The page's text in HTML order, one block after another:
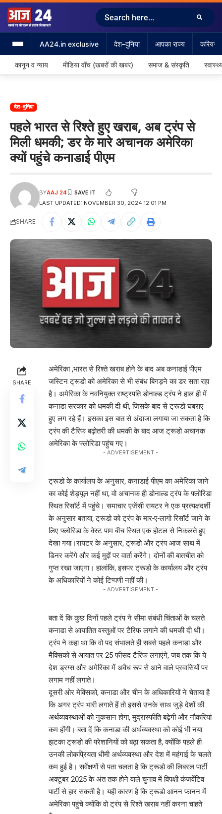
AA24.in exclusive देश–दुनिया आपका राज्य करियर
कानून व न्याय मीडिया वॉच (खबरों की खबर) समाज & संस्कृति
देश–दुनिया
पहले भारत से रिश्ते हुए खराब, अब ट्रंप से
मिली धमकी; डर के मारे अचानक अमेरिका
क्यों पहुंचे कनाडाई पीएम
LAST UPDATED: NOVEMBER 30, 2024 12:01 PM
BYAAJ 24
SHARE
SHARE
अमेरिका ,भारत से रिश्ते खराब होने के बाद अब कनाडाई पीएम
जस्टिन ट्रूडो को अमेरिका से भी संबंध बिगड़ने का डर सता रहा
है। अमेरिका के नवनियुक्त राष्ट्रपति डोनाल्ड ट्रंप ने हाल ही में
कनाडा सरकार को धमकी दी थी, जिसके बाद से ट्रूडो घबराए
हुए लग रहे हैं। इसका इस बात से अंदाजा लगाया जा सकता है कि
ट्रंप की टैरिफ बढ़ोतरी की धमकी के बाद आज ट्रूडो अचानक
अमेरिका के फ्लोरिडा पहुंच गए।
- ADVERTISEMENT -
ट्रूडो के कार्यालय के अनुसार, कनाडाई पीएम का अमेरिका जाने
का कोई शेड्यूल नहीं था, वो अचानक ही डोनाल्ड ट्रंप के फ्लोरिडा
स्थित रिसॉर्ट में पहुंचे। समाचार एजेंसी रायटर ने एक प्रत्यक्षदर्शी
के अनुसार बताया, ट्रूडो को ट्रंप के मार-ए-लागो रिसॉर्ट जाने के
लिए फ्लोरिडा के वेस्ट पाम बीच स्थित एक होटल से निकलते हुए
देखा गया।रायटर के अनुसार, ट्रूडो और ट्रंप आज साथ में
डिनर करेंगे और कई मुद्दों पर वार्ता करेंगे। दोनों की बातचीत को
गुप्त रखा जाएगा। हालांकि, इसपर ट्रूडो के कार्यालय और ट्रंप
के अधिकारियों ने कोई टिप्पणी नहीं की।
- ADVERTISEMENT -
बता दें कि कुछ दिनों पहले ट्रंप ने सीमा संबंधी चिंताओं के चलते
कनाडा से आयातित वस्तुओं पर टैरिफ लगाने की धमकी दी थी।
ट्रंप ने कहा था कि वो पद संभालते ही सबसे पहले कनाडा और
मैक्सिको से आयात पर 25 फीसद टैरिफ लगाएंगे, जब तक कि ये
देश ड्रग्स और अमेरिका में अवैध रूप से आने वाले प्रवासियों पर
लगाम नहीं लगाते।
दूसरी ओर मेक्सिको, कनाडा और चीन के अधिकारियों ने चेताया है
कि अगर ट्रंप भारी लगाते हैं तो इससे उनके साथ जुड़े देशों की
अर्थव्यवस्थाओं को नुकसान होगा, मुद्रास्फीति बढ़ेगी और नौकरियां
कम होंगी। बता दें कि कनाडा की अर्थव्यवस्था को कोई भी नया
झटका ट्रूडो की परेशानियों को बढ़ा सकता है, क्योंकि पहले ही
उनकी लोकप्रियता धीमी अर्थव्यवस्था और देश में महंगाई के चलते
कम हुई है। सर्वेक्षणों से पता चलता है कि ट्रूडो की लिबरल पार्टी
अक्टूबर 2025 के अंत तक होने वाले चुनाव में विपक्षी कंजर्वेटिव
पार्टी से हार सकती है। यही कारण है कि ट्रूडो आनन फानन में
अमेरिका पहुंचे क्योंकि वो ट्रंप से रिश्ते खराब नहीं करना चाहते